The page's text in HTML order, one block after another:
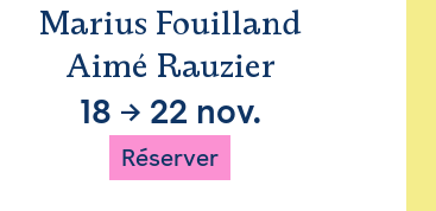
Marius Fouilland
Aimé Rauzier
18 → 22 nov.
Réserver